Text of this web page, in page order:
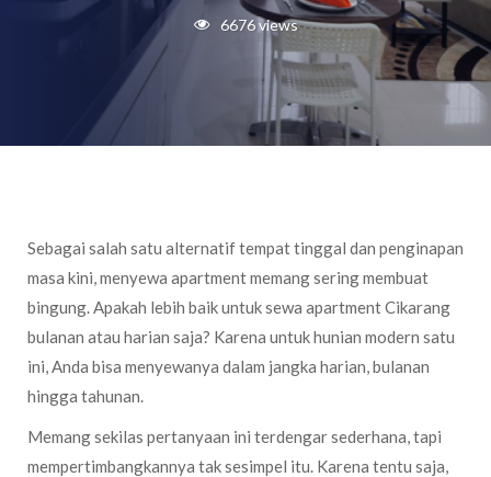
6676 views
Sebagai salah satu alternatif tempat tinggal dan penginapan
masa kini, menyewa apartment memang sering membuat
bingung. Apakah lebih baik untuk sewa apartment Cikarang
bulanan atau harian saja? Karena untuk hunian modern satu
ini, Anda bisa menyewanya dalam jangka harian, bulanan
hingga tahunan.
Memang sekilas pertanyaan ini terdengar sederhana, tapi
mempertimbangkannya tak sesimpel itu. Karena tentu saja,